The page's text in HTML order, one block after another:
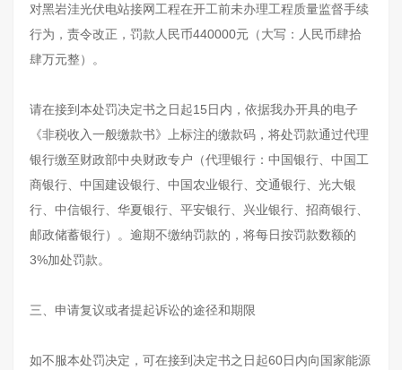
对黑岩洼光伏电站接网工程在开工前未办理工程质量监督手续
行为，责令改正，罚款人民币440000元（大写：人民币肆拾
肆万元整）。
请在接到本处罚决定书之日起15日内，依据我办开具的电子
《非税收入一般缴款书》上标注的缴款码，将处罚款通过代理
银行缴至财政部中央财政专户（代理银行：中国银行、中国工
商银行、中国建设银行、中国农业银行、交通银行、光大银
行、中信银行、华夏银行、平安银行、兴业银行、招商银行、
邮政储蓄银行）。逾期不缴纳罚款的，将每日按罚款数额的
3%加处罚款。
三、申请复议或者提起诉讼的途径和期限
如不服本处罚决定，可在接到决定书之日起60日内向国家能源